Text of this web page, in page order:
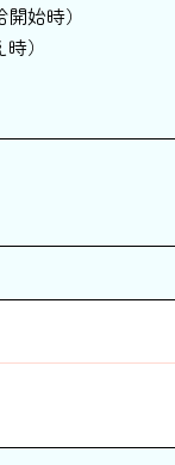
始時）
）